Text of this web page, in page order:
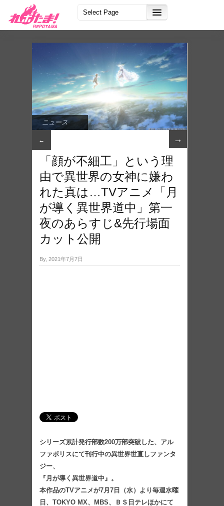
ニュース
← →
「顔が不細工」という理
由で異世界の女神に嫌わ
れた真は…TVアニメ「月
が導く異世界道中」第一
夜のあらすじ&先行場面
カット公開
By, 2021年7月7日
シリーズ累計発行部数200万部突破した、アル
ファポリスにて刊行中の異世界世直しファンタ
ジー、
『月が導く異世界道中』。
本作品のTVアニメが7月7日（水）より毎週水曜
日、TOKYO MX、MBS、ＢＳ日テレほかにて